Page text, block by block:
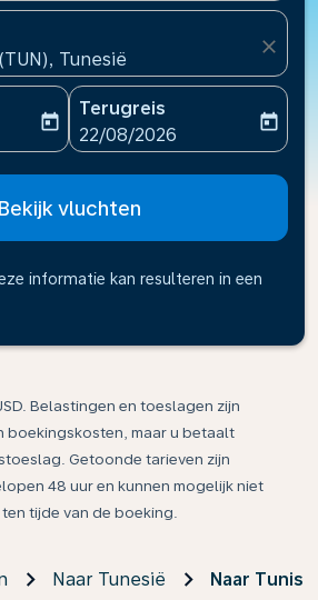
Tunesië
close
date-aria-label
today
Terugreis
fc-booking-return-date-
22/08/2026
today
Bekijk vluchten
informatie kan resulteren in een
Belastingen en toeslagen zijn
boekingskosten, maar u betaalt
Getoonde tarieven zijn
48 uur en kunnen mogelijk niet
tijde van de boeking.
Naar Tunesië Naar Tunis